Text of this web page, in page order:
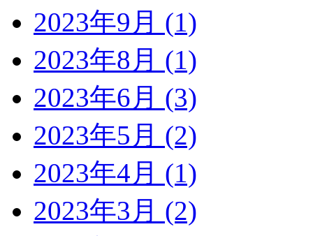
2023年9月 (1)
2023年8月 (1)
2023年6月 (3)
2023年5月 (2)
2023年4月 (1)
2023年3月 (2)